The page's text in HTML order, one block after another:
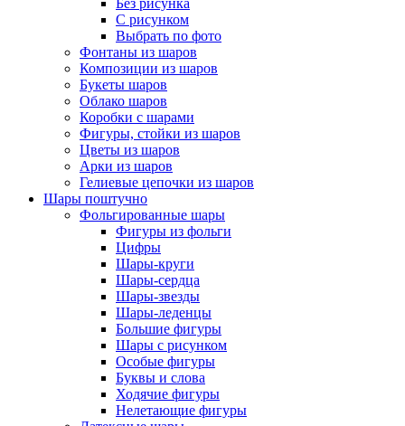
Без рисунка
С рисунком
Выбрать по фото
Фонтаны из шаров
Композиции из шаров
Букеты шаров
Облако шаров
Коробки с шарами
Фигуры, стойки из шаров
Цветы из шаров
Арки из шаров
Гелиевые цепочки из шаров
Шары поштучно
Фольгированные шары
Фигуры из фольги
Цифры
Шары-круги
Шары-сердца
Шары-звезды
Шары-леденцы
Большие фигуры
Шары с рисунком
Особые фигуры
Буквы и слова
Ходячие фигуры
Нелетающие фигуры